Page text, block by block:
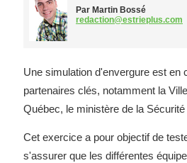
Par Martin Bossé
redaction@estrieplus.com
Une simulation d'envergure est en
partenaires clés, notamment la
Québec, le ministère de la
Cet exercice a pour objectif de
s'assurer que les différentes